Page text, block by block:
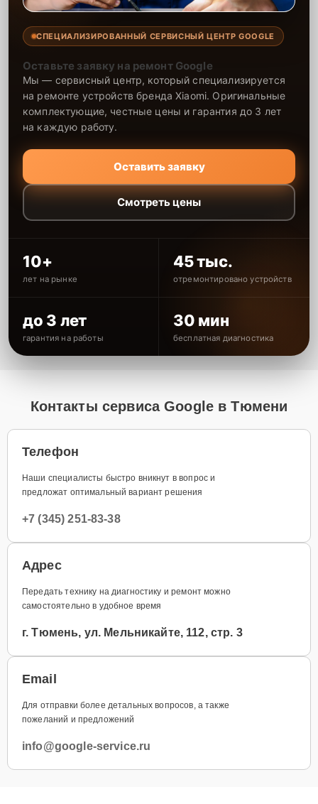
СПЕЦИАЛИЗИРОВАННЫЙ СЕРВИСНЫЙ ЦЕНТР GOOGLE
Оставьте заявку на ремонт Google
Мы — сервисный центр, который специализируется
на ремонте устройств бренда Xiaomi. Оригинальные
комплектующие, честные цены и гарантия до 3 лет
на каждую работу.
Оставить заявку
Смотреть цены
10+
лет на рынке
45 тыс.
отремонтировано устройств
до 3 лет
гарантия на работы
30 мин
бесплатная диагностика
Контакты сервиса Google в Тюмени
Телефон
Наши специалисты быстро вникнут в вопрос и
предложат оптимальный вариант решения
+7 (345) 251-83-38
Адрес
Передать технику на диагностику и ремонт можно
самостоятельно в удобное время
г. Тюмень, ул. Мельникайте, 112, стр. 3
Email
Для отправки более детальных вопросов, а также
пожеланий и предложений
info@google-service.ru